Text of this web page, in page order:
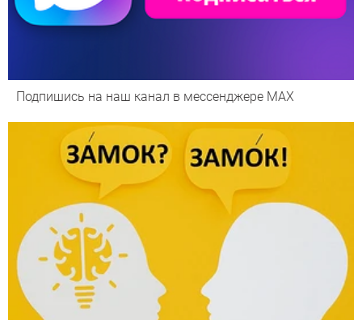
Подпишись на наш канал в мессенджере МАХ